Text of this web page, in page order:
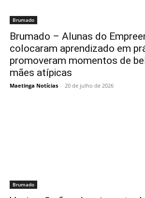
Brumado
Brumado – Alunas do
colocaram aprendizado em
promoveram momentos de
mães atípicas
Maetinga Notícias - 20 de julho de 2026
Brumado